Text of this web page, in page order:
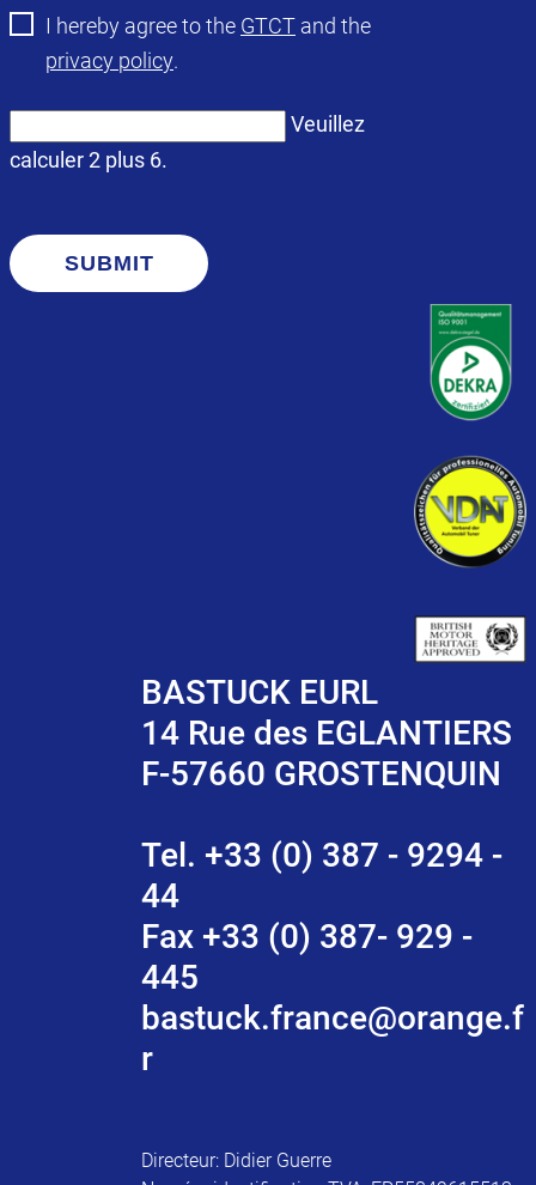
I hereby agree to the GTCT and the
privacy policy.
Veuillez
calculer 2 plus 6.
SUBMIT
BASTUCK EURL
14 Rue des EGLANTIERS
F-57660 GROSTENQUIN
Tel. +33 (0) 387 - 9294 -
44
Fax +33 (0) 387- 929 -
445
bastuck.france@orange.f
r
Directeur: Didier Guerre